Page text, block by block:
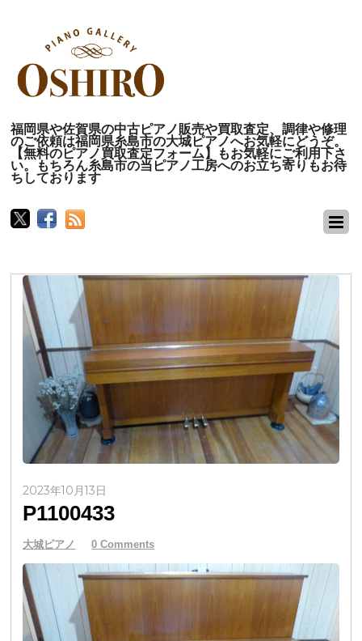
福岡県や佐賀県の中古ピアノ販売や買取査定、調律や修理
のご依頼は福岡県糸島市の大城ピアノへお気軽にどうぞ。
【無料のピアノ買取査定フォーム】もお気軽にご利用下さ
い。もちろん糸島市の当ピアノ工房へのお立ち寄りもお待
ちしております
2023年10月13日
P1100433
大城ピアノ 0 Comments